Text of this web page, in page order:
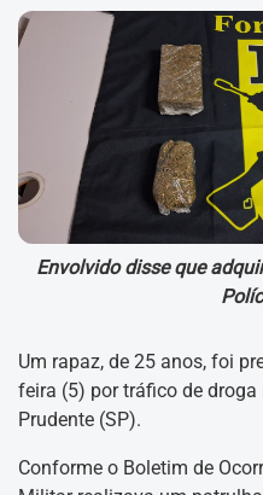
Envolvido disse que
Um rapaz, de 25 anos, foi
feira (5) por tráfico de
Prudente (SP).
Conforme o Boletim de